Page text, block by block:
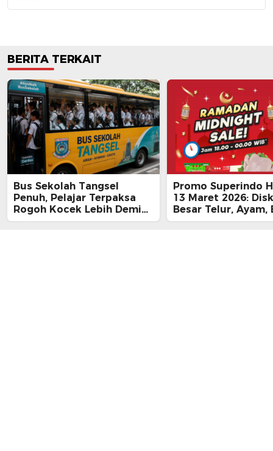
BERITA TERKAIT
Bus Sekolah Tangsel
Penuh, Pelajar Terpaksa
Rogoh Kocek Lebih Demi
Tiba Tepat Waktu
Promo Superindo
13 Maret 2026:
Besar Telur, Ayam,
hingga Daging,